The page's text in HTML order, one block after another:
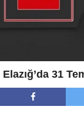
Elazığ’da 31